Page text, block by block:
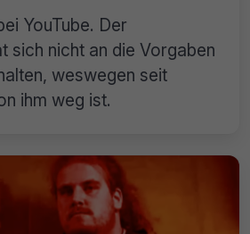
YouTube. Der
sich nicht an die Vorgaben
weswegen seit
ihm weg ist.